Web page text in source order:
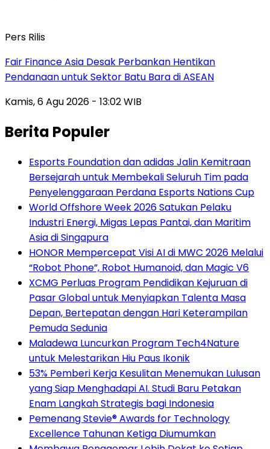
Pers Rilis
Fair Finance Asia Desak Perbankan Hentikan
Pendanaan untuk Sektor Batu Bara di ASEAN
Kamis, 6 Agu 2026 - 13:02 WIB
Berita Populer
Esports Foundation dan adidas Jalin Kemitraan
Bersejarah untuk Membekali Seluruh Tim pada
Penyelenggaraan Perdana Esports Nations Cup
World Offshore Week 2026 Satukan Pelaku
Industri Energi, Migas Lepas Pantai, dan Maritim
Asia di Singapura
HONOR Mempercepat Visi AI di MWC 2026 Melalui
“Robot Phone”, Robot Humanoid, dan Magic V6
XCMG Perluas Program Pendidikan Kejuruan di
Pasar Global untuk Menyiapkan Talenta Masa
Depan, Bertepatan dengan Hari Keterampilan
Pemuda Sedunia
Maladewa Luncurkan Program Tech4Nature
untuk Melestarikan Hiu Paus Ikonik
53% Pemberi Kerja Kesulitan Menemukan Lulusan
yang Siap Menghadapi AI. Studi Baru Petakan
Enam Langkah Strategis bagi Indonesia
Pemenang Stevie® Awards for Technology
Excellence Tahunan Ketiga Diumumkan